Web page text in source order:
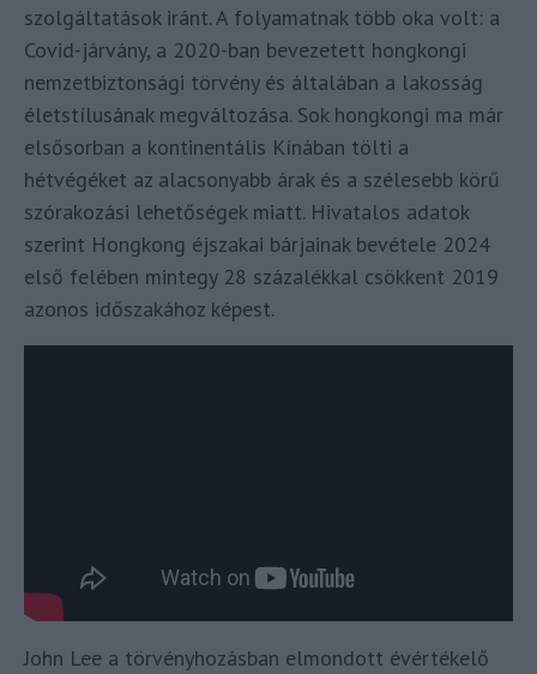
szolgáltatások iránt. A folyamatnak több oka volt: a
Covid-járvány, a 2020-ban bevezetett hongkongi
nemzetbiztonsági törvény és általában a lakosság
életstílusának megváltozása. Sok hongkongi ma már
elsősorban a kontinentális Kínában tölti a
hétvégéket az alacsonyabb árak és a szélesebb körű
szórakozási lehetőségek miatt. Hivatalos adatok
szerint Hongkong éjszakai bárjainak bevétele 2024
első felében mintegy 28 százalékkal csökkent 2019
azonos időszakához képest.
John Lee a törvényhozásban elmondott évértékelő